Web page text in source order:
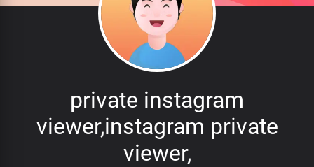
private instagram
viewer,instagram private
viewer,